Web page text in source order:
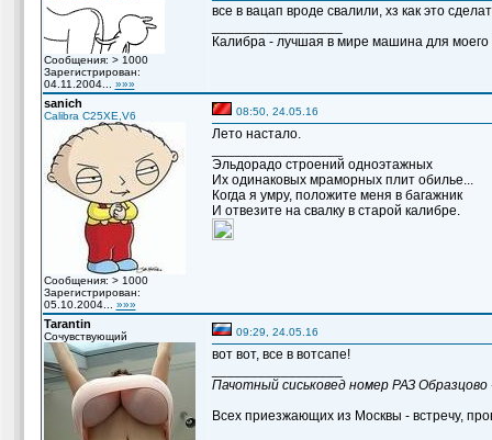
Сообщения: > 1000
Зарегистрирован:
04.11.2004... »»»
все в вацап вроде свалили, хз как это
Калибра - лучшая в мире машина для моего
sanich
Calibra C25XE,V6
Сообщения: > 1000
Зарегистрирован:
05.10.2004... »»»
08:50, 24.05.16
Лето настало.
Эльдорадо строений одноэтажных
Их одинаковых мраморных плит обилье...
Когда я умру, положите меня в багажник
И отвезите на свалку в старой калибре.
Tarantin
Сочувствующий 09:29, 24.05.16
вот вот, все в вотсапе!
Пачотный сиськовед номер РАЗ
Всех приезжающих из Москвы - встречу,